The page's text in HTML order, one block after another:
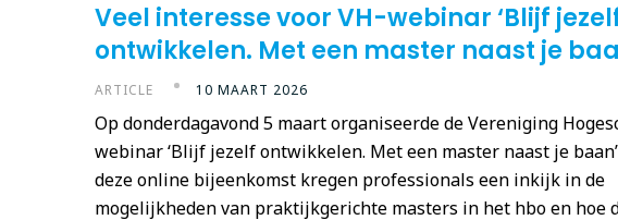
Veel interesse voor VH-webinar ‘Blijf
ontwikkelen. Met een master naast je
ARTICLE 10 MAART 2026
Op donderdagavond 5 maart organiseerde de Vereniging
webinar ‘Blijf jezelf ontwikkelen. Met een master naast je
deze online bijeenkomst kregen professionals een inkijk in de
mogelijkheden van praktijkgerichte masters in het hbo en hoe